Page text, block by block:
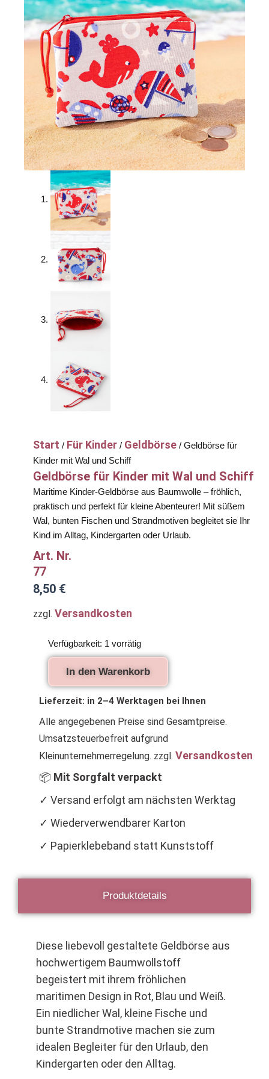
Start / Für Kinder / Geldbörse / Geldbörse für
Kinder mit Wal und Schiff
Geldbörse für Kinder mit Wal und Schiff
Maritime Kinder-Geldbörse aus Baumwolle – fröhlich,
praktisch und perfekt für kleine Abenteurer! Mit süßem
Wal, bunten Fischen und Strandmotiven begleitet sie Ihr
Kind im Alltag, Kindergarten oder Urlaub.
Art. Nr.
77
8,50 €
zzgl. Versandkosten
Verfügbarkeit: 1 vorrätig
Geldbörse
Kinder
Wal
und
Menge
In den Warenkorb
Lieferzeit: in 2–4 Werktagen bei Ihnen
Alle angegebenen Preise sind Gesamtpreise.
Umsatzsteuerbefreit aufgrund
Kleinunternehmerregelung. zzgl. Versandkosten
📦 Mit Sorgfalt verpackt
✓ Versand erfolgt am nächsten Werktag
✓ Wiederverwendbarer Karton
✓ Papierklebeband statt Kunststoff
Produktdetails
Diese liebevoll gestaltete Geldbörse aus
hochwertigem Baumwollstoff
begeistert mit ihrem fröhlichen
maritimen Design in Rot, Blau und Weiß.
Ein niedlicher Wal, kleine Fische und
bunte Strandmotive machen sie zum
idealen Begleiter für den Urlaub, den
Kindergarten oder den Alltag.